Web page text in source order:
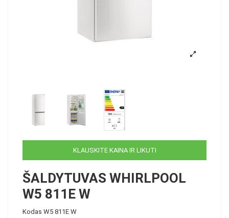
KLAUSKITE KAINA IR LIKUTI
ŠALDYTUVAS WHIRLPOOL
W5 811E W
Kodas W5 811E W